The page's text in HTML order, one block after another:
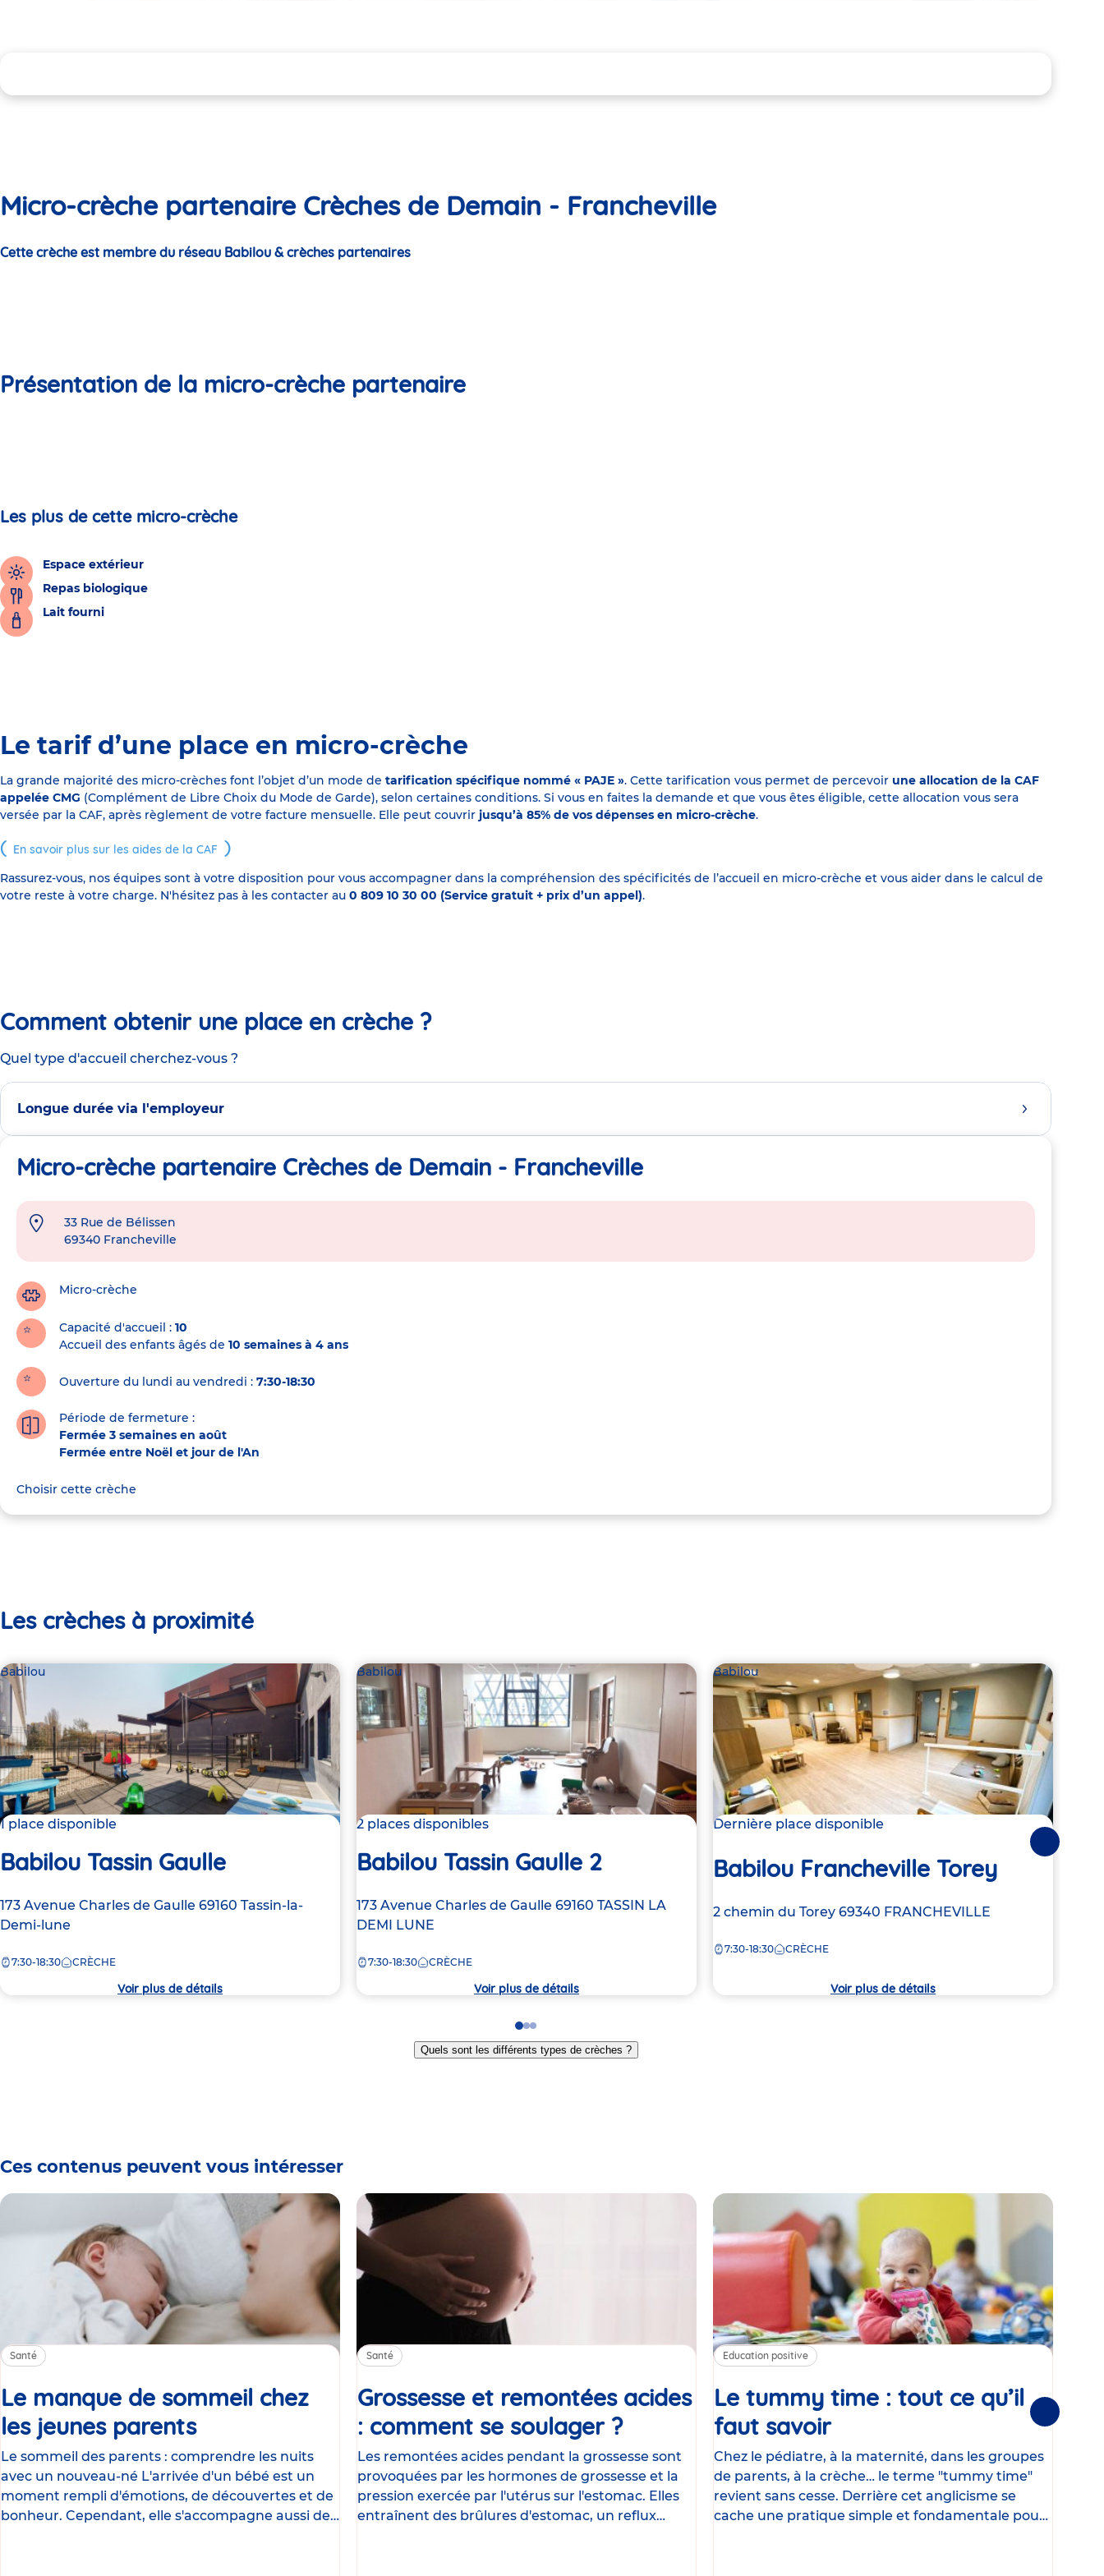
Micro-crèche partenaire Crèches de Demain - Francheville
Cette crèche est membre du réseau Babilou & crèches partenaires
Présentation de la micro-crèche partenaire
Les plus de cette micro-crèche
Espace extérieur
Repas biologique
Lait fourni
Le tarif d’une place en micro-crèche
La grande majorité des micro-crèches font l’objet d’un mode de tarification spécifique nommé « PAJE ». Cette tarification vous permet de percevoir une allocation de la CAF
appelée CMG (Complément de Libre Choix du Mode de Garde), selon certaines conditions. Si vous en faites la demande et que vous êtes éligible, cette allocation vous sera
versée par la CAF, après règlement de votre facture mensuelle. Elle peut couvrir jusqu’à 85% de vos dépenses en micro-crèche.
En savoir plus sur les aides de la CAF
Rassurez-vous, nos équipes sont à votre disposition pour vous accompagner dans la compréhension des spécificités de l’accueil en micro-crèche et vous aider dans le calcul de
votre reste à votre charge. N'hésitez pas à les contacter au 0 809 10 30 00 (Service gratuit + prix d’un appel).
Comment obtenir une place en crèche ?
Quel type d'accueil cherchez-vous ?
Longue durée via l'employeur
Micro-crèche partenaire Crèches de Demain - Francheville
Adresse
crèche
33 Rue de Bélissen
69340 Francheville
Micro-crèche
Capacité d'accueil
10
Accueil des enfants âgés de 10 semaines à 4 ans
Ouverture du lundi au vendredi : 7:30-18:30
Période de fermeture :
Fermée 3 semaines en août
Fermée entre Noël et jour de l'An
Choisir cette crèche
Les crèches à proximité
Babilou
1 place disponible
Babilou Tassin Gaulle
Adresse
de
crèche
173 Avenue Charles de Gaulle 69160 Tassin-la-
Demi-lune
7:30-18:30 CRÈCHE
Voir plus de détails
Babilou
2 places disponibles
Babilou Tassin Gaulle 2
Adresse
de
crèche
173 Avenue Charles de Gaulle 69160 TASSIN LA
DEMI LUNE
7:30-18:30 CRÈCHE
Voir plus de détails
Babilou
Dernière place disponible
Babilou Francheville Torey
Adresse
la
2 chemin du Torey 69340 FRANCHEVILLE
7:30-18:30 CRÈCHE
Voir plus de détails
Suivantes
Go
to
slide
Go
to
slide
Go
to
slide
Quels sont les différents types de crèches ?
Ces contenus peuvent vous intéresser
Santé
Le manque de sommeil chez
les jeunes parentsArticle
Le sommeil des parents : comprendre les nuits
avec un nouveau-né L'arrivée d'un bébé est un
moment rempli d'émotions, de découvertes et de
bonheur. Cependant, elle s'accompagne aussi de
Santé
Grossesse et remontées acides
: comment se soulager ?Article
Les remontées acides pendant la grossesse sont
provoquées par les hormones de grossesse et la
pression exercée par l'utérus sur l'estomac. Elles
entraînent des brûlures d'estomac, un reflux
Education positive
Le tummy time : tout ce qu’il
faut savoirArticle
Chez le pédiatre, à la maternité, dans les groupes
de parents, à la crèche… le terme "tummy time"
revient sans cesse. Derrière cet anglicisme se
cache une pratique simple et fondamentale pour
Suivantes